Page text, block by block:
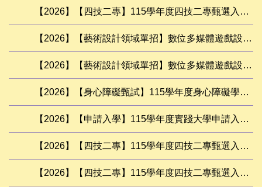
【2026】【四技二專】115學年度四技二專甄選入學招生甄審結果公告
【2026】【藝術設計領域單招】數位多媒體遊戲設計學系、電腦動畫學士學位學程錄取名單（更新遞補順序）
【2026】【藝術設計領域單招】數位多媒體遊戲設計學系、 電腦動畫學士學位學程總名額
【2026】【身心障礙甄試】115學年度身心障礙學生升學大專校院甄試分發錄取生報到須知
【2026】【申請入學】115學年度實踐大學申請入學「統一分發」錄取名單
【2026】【四技二專】115學年度四技二專甄選入學接駁車登記
【2026】【四技二專】115學年度四技二專甄選入學通過第一階段名單